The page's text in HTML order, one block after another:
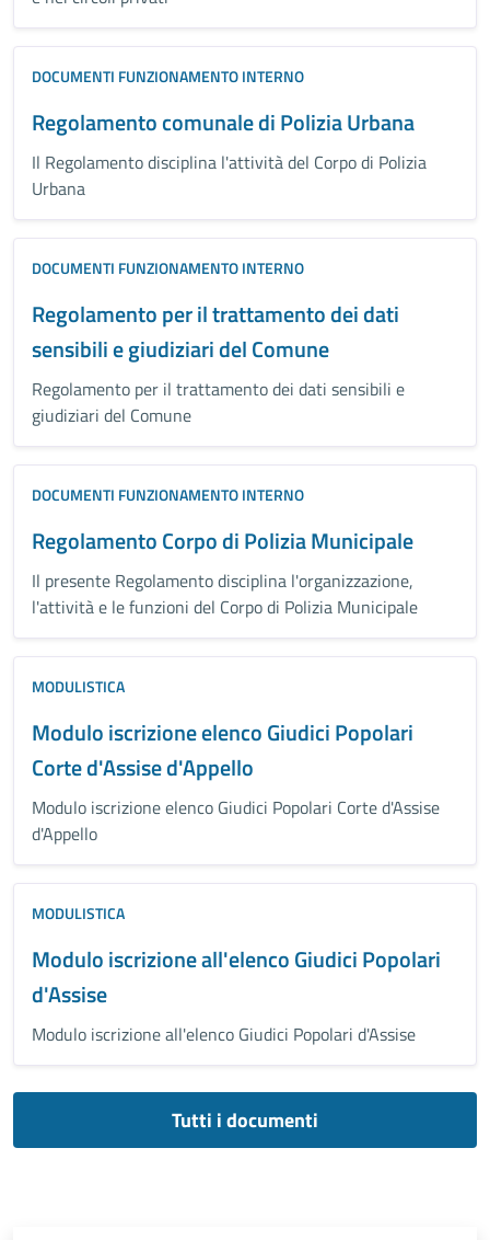
DOCUMENTI FUNZIONAMENTO INTERNO
Regolamento comunale di Polizia Urbana
Il Regolamento disciplina l'attività del Corpo di Polizia
Urbana
DOCUMENTI FUNZIONAMENTO INTERNO
Regolamento per il trattamento dei dati
sensibili e giudiziari del Comune
Regolamento per il trattamento dei dati sensibili e
giudiziari del Comune
DOCUMENTI FUNZIONAMENTO INTERNO
Regolamento Corpo di Polizia Municipale
Il presente Regolamento disciplina l'organizzazione,
l'attività e le funzioni del Corpo di Polizia Municipale
MODULISTICA
Modulo iscrizione elenco Giudici Popolari
Corte d'Assise d'Appello
Modulo iscrizione elenco Giudici Popolari Corte d'Assise
d'Appello
MODULISTICA
Modulo iscrizione all'elenco Giudici Popolari
d'Assise
Modulo iscrizione all'elenco Giudici Popolari d'Assise
Tutti i documenti